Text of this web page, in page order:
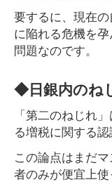
要するに、現在
に陥れる危機を
問題なのです。
◆日銀内のね
「第二のねじれ
る増税に関する認
この論点はまだ
者のみが便宜上使